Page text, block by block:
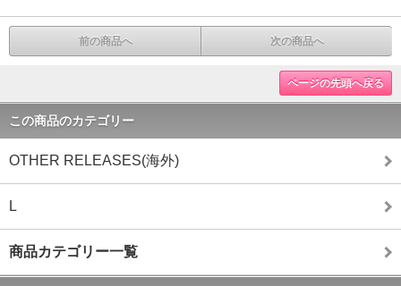
前の商品へ 次の商品へ
ページの先頭へ戻る
この商品のカテゴリー
OTHER RELEASES(海外)
L
商品カテゴリー一覧